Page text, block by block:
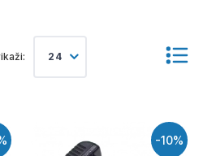
24
-10%